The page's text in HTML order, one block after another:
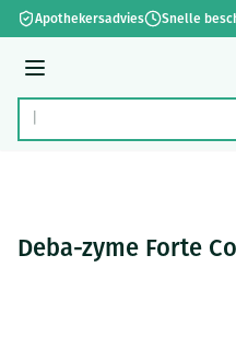
Ga naar de inhoud
Apothekersadvies Snelle
Menu
Product, merk, categorie...
Deba-zyme Forte